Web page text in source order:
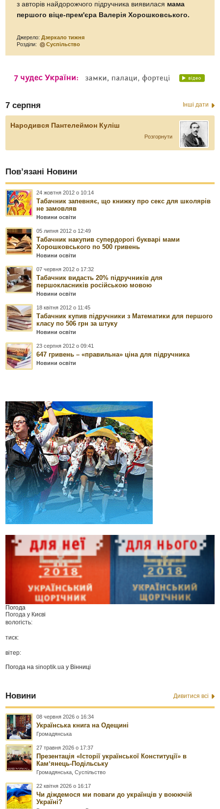
з авторів найдорожчого підручника виявилася мама
першого віце-прем'єра Валерія Хорошковського.
Джерело:Дзеркало тижня
Розділи:
Суспільство
7 серпня Інші дати
Народився Пантелеймон Куліш
Розгорнути
Пов’язані Новини
24 жовтня 2012 о 10:14
Табачник запевняє, що книжку про секс для школярів
не замовляв
Новини освіти
05 липня 2012 о 12:49
Табачник накупив супердорогі букварі мами
Хорошковського по 500 гривень
Новини освіти
07 червня 2012 о 17:32
Табачник видасть 20% підручників для
першокласників російською мовою
Новини освіти
18 квітня 2012 о 11:45
Табачник купив підручники з Математики для першого
класу по 506 грн за штуку
Новини освіти
23 серпня 2012 о 09:41
647 гривень – «правильна» ціна для підручника
Новини освіти
Погода
Погода у Києві
вологість:
тиск:
вітер:
Погода наsinoptik.ua у Вінниці
Новини Дивитися всі
08 червня 2026 о 16:34
Українська книга на Одещині
Громадянська
27 травня 2026 о 17:37
Презентація «Історії української Конституції» в
Камʼянець-Подільську
Громадянська ,Суспільство
22 квітня 2026 о 16:17
Чи діждемося ми поваги до українців у воюючій
Україні?